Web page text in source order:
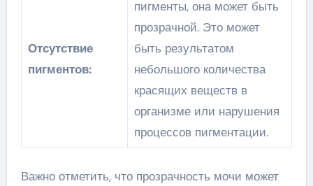
Отсутствие
пигментов:
пигменты, она может быть
прозрачной. Это может
быть результатом
небольшого количества
красящих веществ в
организме или нарушения
процессов пигментации.
Важно отметить, что прозрачность мочи может